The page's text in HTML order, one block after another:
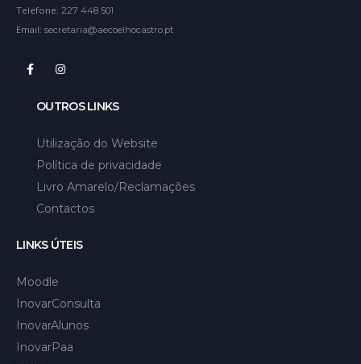
Telefone: 227 448 501
Email: secretaria@aecoelhocastro.pt
OUTROS LINKS
Utilização do Website
Política de privacidade
Livro Amarelo/Reclamações
Contactos
LINKS ÚTEIS
Moodle
InovarConsulta
InovarAlunos
InovarPaa